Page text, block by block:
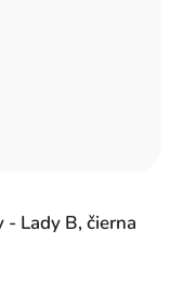
Lady B, čierna